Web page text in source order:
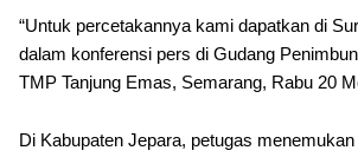
“Untuk percetakannya kami dapatkan di
dalam konferensi pers di Gudang
TMP Tanjung Emas, Semarang, Rabu 20
Di Kabupaten Jepara, petugas